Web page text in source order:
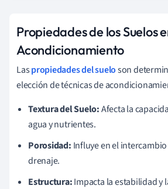
Propiedades de los Suelos
Acondicionamiento
Laspropiedades del sueloson
elección de técnicas de
Textura del Suelo:Afecta la
agua y nutrientes.
Porosidad: Influye en el intercambio
drenaje.
Estructura:Impacta la estabilidad y